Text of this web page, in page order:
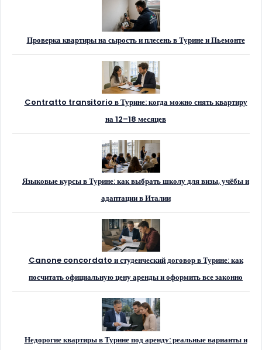
Проверка квартиры на сырость и плесень в Турине и Пьемонте
Contratto transitorio в Турине: когда можно снять квартиру
на 12–18 месяцев
Языковые курсы в Турине: как выбрать школу для визы, учёбы и
адаптации в Италии
Canone concordato и студенческий договор в Турине: как
посчитать официальную цену аренды и оформить все законно
Недорогие квартиры в Турине под аренду: реальные варианты и